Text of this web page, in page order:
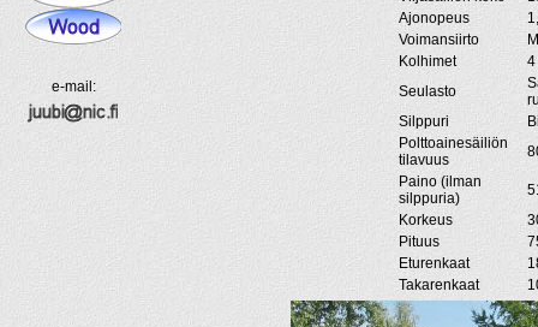
e-mail:
Ajonopeus
Voimansiirto
Kolhimet
4
Seulasto
Silppuri
Polttoainesäiliön
tilavuus
Paino (ilman
silppuria)
Korkeus
Pituus
Eturenkaat
Takarenkaat